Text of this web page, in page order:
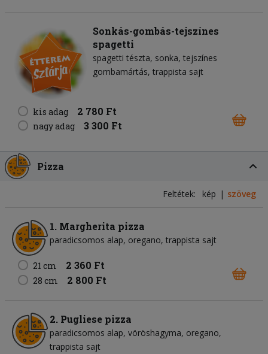
Sonkás-gombás-tejszínes
spagetti
spagetti tészta sonka tejszínes
gombamártás trappista sajt
kis adag 2 780 Ft
nagy adag 3 300 Ft
Pizza
Feltétek: kép szöveg
1. Margherita pizza
paradicsomos alap oregano trappista sajt
21 cm 2 360 Ft
28 cm 2 800 Ft
2. Pugliese pizza
paradicsomos alap vöröshagyma oregano
trappista sajt